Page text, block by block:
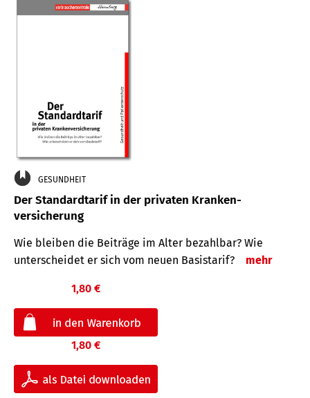
GESUNDHEIT
Der Standard­tarif in der privaten Kranken­
versicherung
Wie bleiben die Beiträge im Alter bezahlbar? Wie
unterscheidet er sich vom neuen Basistarif?
mehr
1,80 €
1,80 €